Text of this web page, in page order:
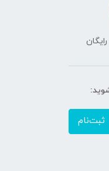
ثبت‌نام